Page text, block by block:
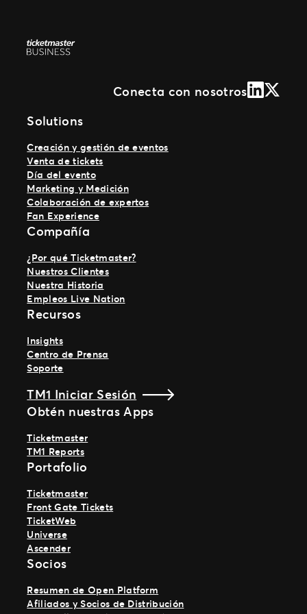
Conecta con nosotrosLinkedIn
X
Solutions
Creación y gestión de eventos
Venta de tickets
Día del evento
Marketing y Medición
Colaboración de expertos
Fan Experience
Compañía
¿Por qué Ticketmaster?
Nuestros Clientes
Nuestra Historia
Empleos Live Nation
Recursos
Insights
Centro de Prensa
Soporte
TM1 Iniciar Sesión
Obtén nuestras Apps
Ticketmaster
TM1 Reports
Portafolio
Ticketmaster
Front Gate Tickets
TicketWeb
Universe
Ascender
Socios
Resumen de Open Platform
Afiliados y Socios de Distribución